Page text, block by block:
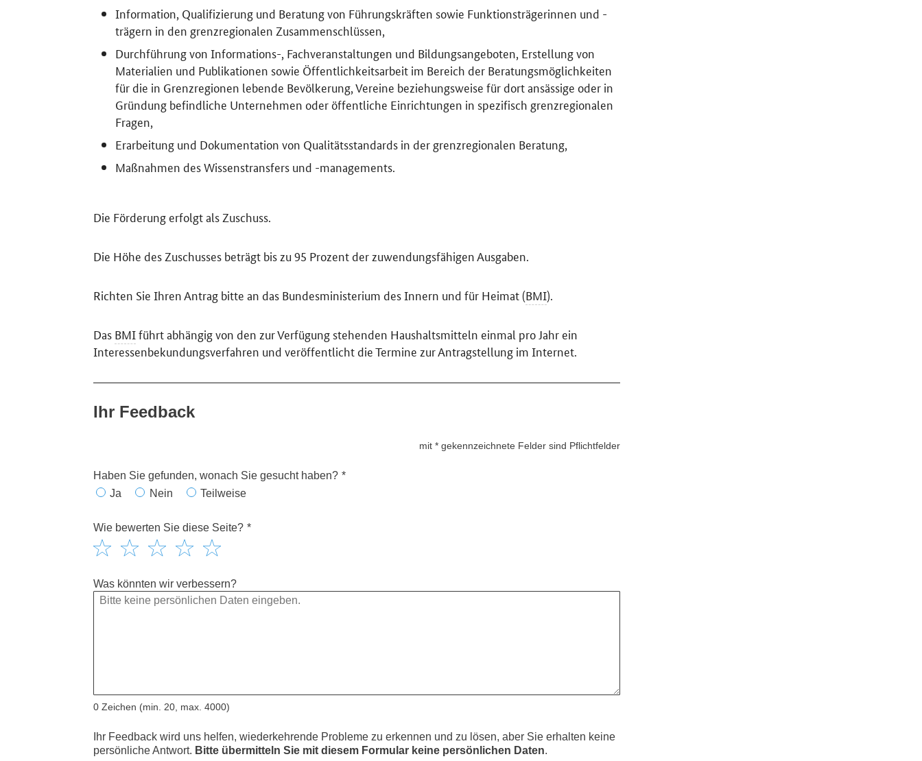
Information, Qualifizierung und Beratung von Führungskräften sowie Funktionsträgerinnen und -
trägern in den grenzregionalen Zusammenschlüssen,
Durchführung von Informations-, Fachveranstaltungen und Bildungsangeboten, Erstellung von
Materialien und Publikationen sowie Öffentlichkeitsarbeit im Bereich der Beratungsmöglichkeiten
für die in Grenzregionen lebende Bevölkerung, Vereine beziehungsweise für dort ansässige oder in
Gründung befindliche Unternehmen oder öffentliche Einrichtungen in spezifisch grenzregionalen
Fragen,
Erarbeitung und Dokumentation von Qualitätsstandards in der grenzregionalen Beratung,
Maßnahmen des Wissenstransfers und -managements.
Die Förderung erfolgt als Zuschuss.
Die Höhe des Zuschusses beträgt bis zu 95 Prozent der zuwendungsfähigen Ausgaben.
Richten Sie Ihren Antrag bitte an das Bundesministerium des Innern und für Heimat (BMI).
Das BMIführt abhängig von den zur Verfügung stehenden Haushaltsmitteln einmal pro Jahr ein
Interessenbekundungsverfahren und veröffentlicht die Termine zur Antragstellung im Internet.